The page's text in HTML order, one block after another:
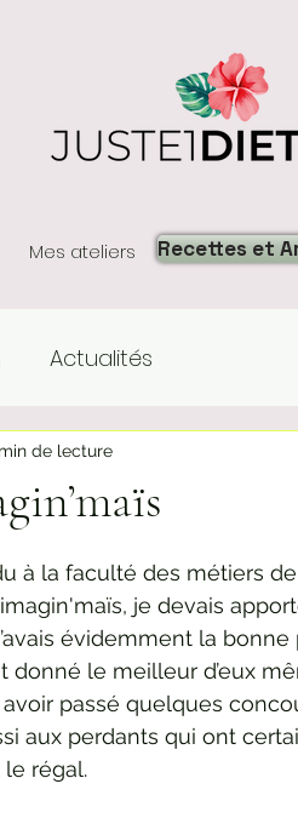
Mes ateliers Recettes et
Actualités
de lecture
à la faculté des métiers
je devais
évidemment la
le meilleur d’eux
passé quelques
aux perdants qui ont
régal.